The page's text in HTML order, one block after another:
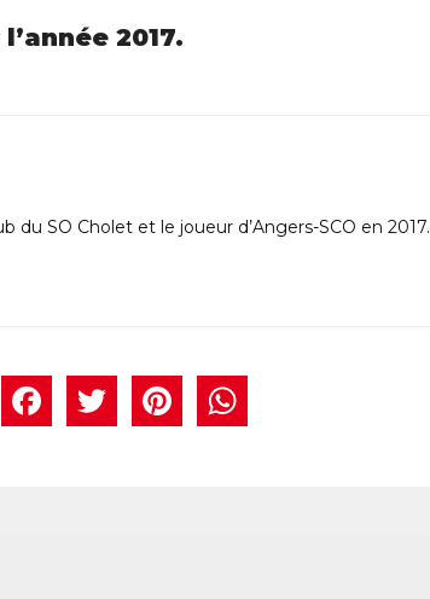
2017.
SO Cholet et le joueur d’Angers-SCO en 2017.
Facebook
TwitterPinterest